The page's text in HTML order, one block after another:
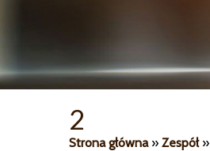
2
Strona główna» Zespół»